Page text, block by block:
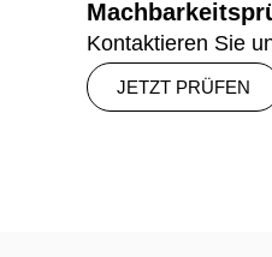
Kontaktieren Sie
JETZT PRÜFEN